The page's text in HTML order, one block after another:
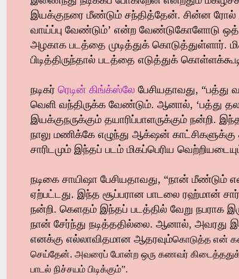
இயக்குநரை மீண்டும் சந்தித்தேன். சின்ன ரோல்
வாய்ப்பு வேண்டும்’ என்ற வேண்டுகோளோடு
அழகாக படத்தை முடித்துக் கொடுத்துள்ளார்.
பிடித்திருந்தால் படத்தை எடுத்துக்
நடிகர் ரெடின் கிங்க்ஸ்லே பேசியதாவது, “பத்து
வெளி வந்திருக்க வேண்டும். ஆனால், ‘பத்து
இயக்குநருக்கும் தயாரிப்பாளருக்கும் நன்றி.
நாலு மணிக்கே எழுந்து ஆக்‌ஷன் காட்சிகளுக்கு
சாரிடமும் இந்தப் படம் மிகப்பெரிய
நடிகை சாயிஷா பேசியதாவது, “நான் மீண்டும்
ஏற்பட்டது. இந்த சூப்பரான பாடலை ரஹ்மான்
நன்றி. கெளதம் இந்தப் படத்தில் வேறு நபராக
நான் சேர்ந்து நடித்ததில்லை. ஆனால், அவரது
எனக்கு எல்லாவிதமான ஆதரவும்கொடுத்த என்
செய்தேன். அவரைப் போன்ற ஒரு கணவர்
பாடல் நிச்சயம் பிடிக்கும்”.